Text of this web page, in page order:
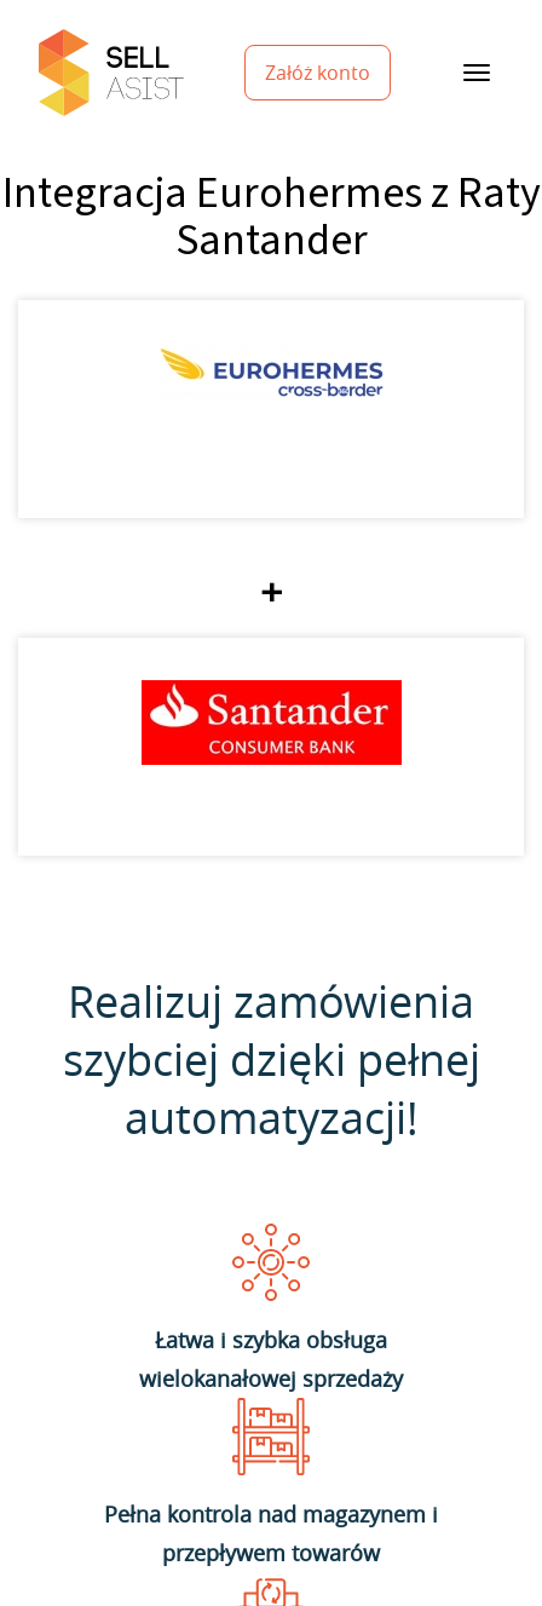
Załóż konto
Integracja Eurohermes z Raty
Santander
+
Realizuj zamówienia
szybciej dzięki pełnej
automatyzacji!
Łatwa i szybka obsługa
wielokanałowej sprzedaży
Pełna kontrola nad magazynem i
przepływem towarów